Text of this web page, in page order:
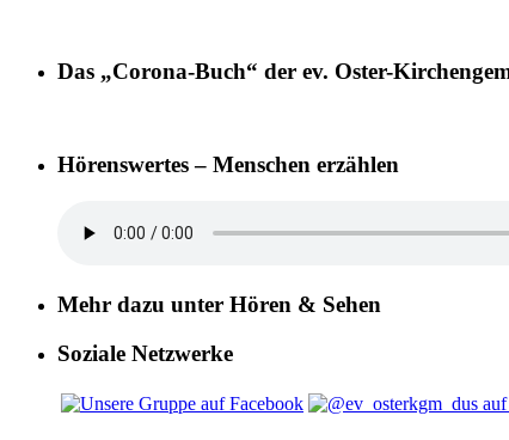
Das „Corona-Buch“ der ev. Oster-
Hörenswertes – Menschen erzählen
Mehr dazu unter Hören & Sehen
Soziale Netzwerke